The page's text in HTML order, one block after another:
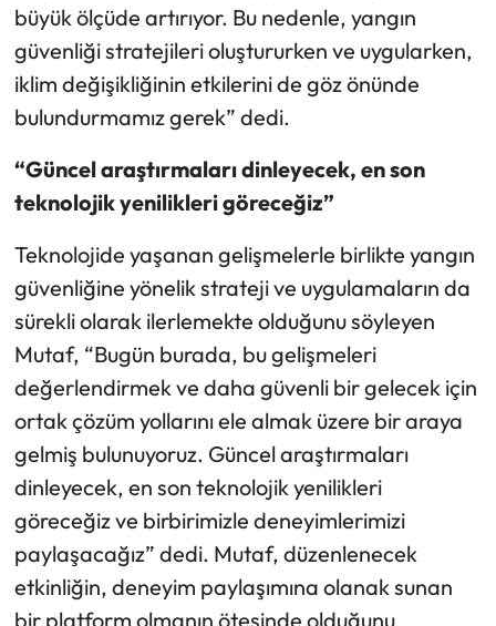
büyük ölçüde artırıyor. Bu nedenle, yangın
güvenliği stratejileri oluştururken ve uygularken,
iklim değişikliğinin etkilerini de göz önünde
bulundurmamız gerek” dedi.
“Güncel araştırmaları dinleyecek, en son
teknolojik yenilikleri göreceğiz”
Teknolojide yaşanan gelişmelerle birlikte yangın
güvenliğine yönelik strateji ve uygulamaların da
sürekli olarak ilerlemekte olduğunu söyleyen
Mutaf, “Bugün burada, bu gelişmeleri
değerlendirmek ve daha güvenli bir gelecek için
ortak çözüm yollarını ele almak üzere bir araya
gelmiş bulunuyoruz. Güncel araştırmaları
dinleyecek, en son teknolojik yenilikleri
göreceğiz ve birbirimizle deneyimlerimizi
paylaşacağız” dedi. Mutaf, düzenlenecek
etkinliğin, deneyim paylaşımına olanak sunan
bir platform olmanın ötesinde olduğunu